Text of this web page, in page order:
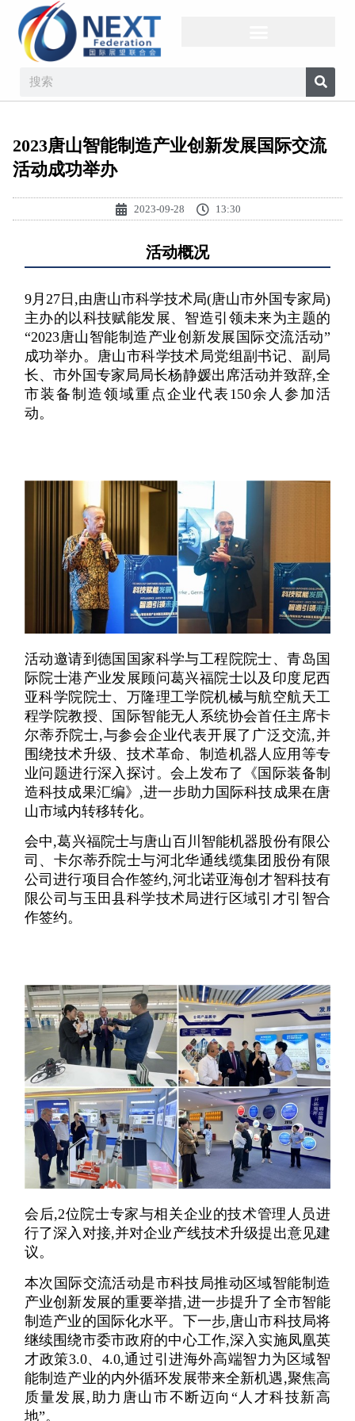
2023唐山智能制造产业创新发展国际交流
活动成功举办
2023-09-28 13:30
活动概况
9月27日,由唐山市科学技术局(唐山市外国专家局)
主办的以科技赋能发展、智造引领未来为主题的
“2023唐山智能制造产业创新发展国际交流活动”
成功举办。唐山市科学技术局党组副书记、副局
长、市外国专家局局长杨静媛出席活动并致辞,全
市装备制造领域重点企业代表150余人参加活
动。
活动邀请到德国国家科学与工程院院士、青岛国
际院士港产业发展顾问葛兴福院士以及印度尼西
亚科学院院士、万隆理工学院机械与航空航天工
程学院教授、国际智能无人系统协会首任主席卡
尔蒂乔院士,与参会企业代表开展了广泛交流,并
围绕技术升级、技术革命、制造机器人应用等专
业问题进行深入探讨。会上发布了《国际装备制
造科技成果汇编》,进一步助力国际科技成果在唐
山市域内转移转化。
会中,葛兴福院士与唐山百川智能机器股份有限公
司、卡尔蒂乔院士与河北华通线缆集团股份有限
公司进行项目合作签约,河北诺亚海创才智科技有
限公司与玉田县科学技术局进行区域引才引智合
作签约。
会后,2位院士专家与相关企业的技术管理人员进
行了深入对接,并对企业产线技术升级提出意见建
议。
本次国际交流活动是市科技局推动区域智能制造
产业创新发展的重要举措,进一步提升了全市智能
制造产业的国际化水平。下一步,唐山市科技局将
继续围绕市委市政府的中心工作,深入实施凤凰英
才政策3.0、4.0,通过引进海外高端智力为区域智
能制造产业的内外循环发展带来全新机遇,聚焦高
质量发展,助力唐山市不断迈向“人才科技新高
地”。